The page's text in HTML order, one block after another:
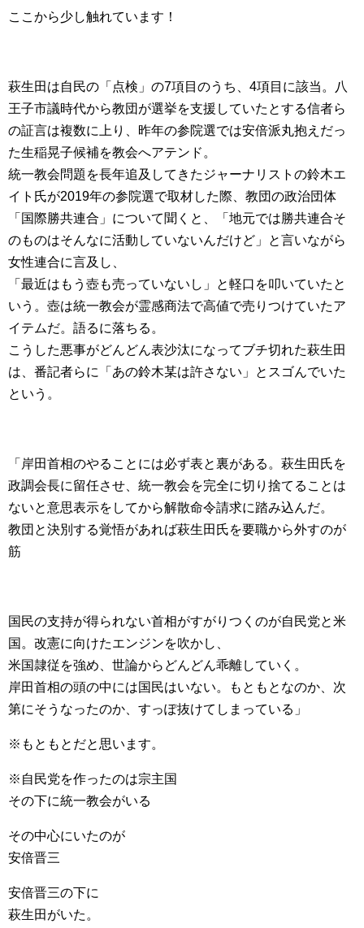
ここから少し触れています！
萩生田は自民の「点検」の7項目のうち、4項目に該当。八
王子市議時代から教団が選挙を支援していたとする信者ら
の証言は複数に上り、昨年の参院選では安倍派丸抱えだっ
た生稲晃子候補を教会へアテンド。
統一教会問題を長年追及してきたジャーナリストの鈴木エ
イト氏が2019年の参院選で取材した際、教団の政治団体
「国際勝共連合」について聞くと、「地元では勝共連合そ
のものはそんなに活動していないんだけど」と言いながら
女性連合に言及し、
「最近はもう壺も売っていないし」と軽口を叩いていたと
いう。壺は統一教会が霊感商法で高値で売りつけていたア
イテムだ。語るに落ちる。
こうした悪事がどんどん表沙汰になってブチ切れた萩生田
は、番記者らに「あの鈴木某は許さない」とスゴんでいた
という。
「岸田首相のやることには必ず表と裏がある。萩生田氏を
政調会長に留任させ、統一教会を完全に切り捨てることは
ないと意思表示をしてから解散命令請求に踏み込んだ。
教団と決別する覚悟があれば萩生田氏を要職から外すのが
筋
国民の支持が得られない首相がすがりつくのが自民党と米
国。改憲に向けたエンジンを吹かし、
米国隷従を強め、世論からどんどん乖離していく。
岸田首相の頭の中には国民はいない。もともとなのか、次
第にそうなったのか、すっぽ抜けてしまっている」
※もともとだと思います。
※自民党を作ったのは宗主国
その下に統一教会がいる
その中心にいたのが
安倍晋三
安倍晋三の下に
萩生田がいた。